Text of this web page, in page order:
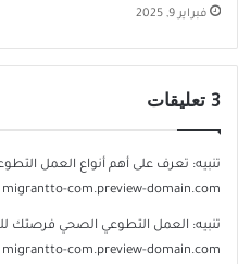
فبراير 9, 2025
‫3 تعليقات
تنبيه: تعرف على أهم أنواع العمل
migrantto-com.preview-domain.com
تنبيه: العمل التطوعي الصحي فرصتك
migrantto-com.preview-domain.com